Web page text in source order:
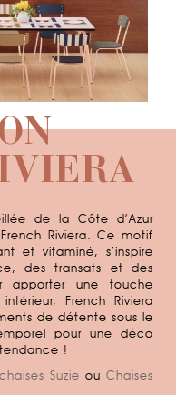
de la Côte d’Azur
rench Riviera . Ce motif
et vitaminé, s’inspire
, destransats et des
apporter une touche
French Riviera
de détente sous le
pour une déco
!
chaises Suzie ou Chaises